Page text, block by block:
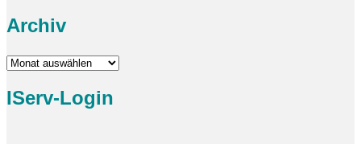
Archiv
Archiv
IServ-Login